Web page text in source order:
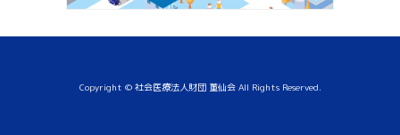
Copyright © 社会医療法人財団 董仙会 All Rights Reserved.